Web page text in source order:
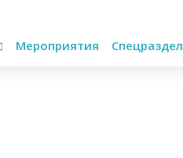
Мероприятия Спецраздел